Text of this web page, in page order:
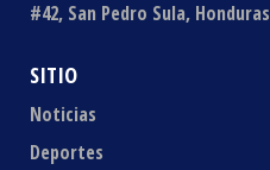
#42, San Pedro Sula, Honduras
SITIO
Noticias
Deportes